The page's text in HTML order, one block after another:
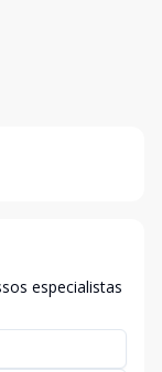
especialistas